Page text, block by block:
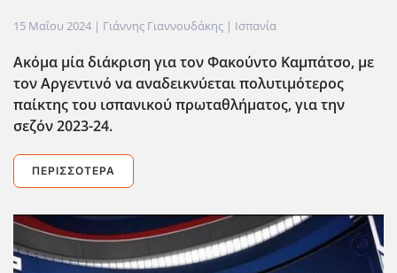
15 Μαΐου 2024 | Γιάννης Γιαννουδάκης | Ισπανία
Ακόμα μία διάκριση για τον Φακούντο Καμπάτσο, με
τον Αργεντινό να αναδεικνύεται πολυτιμότερος
παίκτης του ισπανικού πρωταθλήματος, για την
σεζόν 2023-24.
ΠΕΡΙΣΣΌΤΕΡΑ